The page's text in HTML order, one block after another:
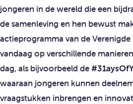
jongeren in de wereld die een
de samenleving en hen bewust
actieprogramma van de
vandaag op verschillende
dag, als bijvoorbeeld de
waaraan jongeren kunnen
vraagstukken inbrengen en